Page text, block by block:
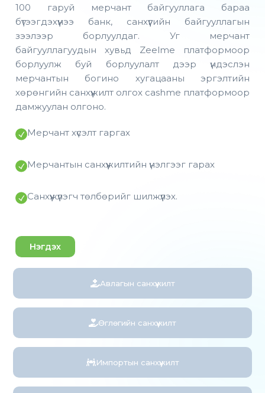
Авлагын санхүүжилт
Өглөгийн санхүүжилт
Импортын санхүүжилт
100 гаруй мерчант байгууллага бараа
бүтээгдэхүүнээ банк, санхүүгийн байгууллагын
зээлээр борлуулдаг. Уг мерчант
байгууллагуудын хувьд Zeelme платформоор
борлуулж буй борлуулалт дээр үндэслэн
мерчантын богино хугацааны эргэлтийн
хөрөнгийн санхүүжилт олгох cashme платформоор
дамжуулан олгоно.
Мерчант хүсэлт гаргах
Мерчантын санхүүжилтийн үнэлгээг гарах
Санхүүжүүлэгч төлбөрийг шилжүүлэх.
Нэгдэх